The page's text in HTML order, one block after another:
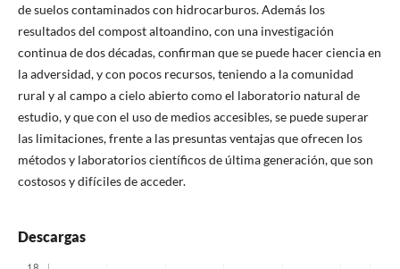
de suelos contaminados con hidrocarburos. Además los
resultados del compost altoandino, con una investigación
continua de dos décadas, confirman que se puede hacer ciencia en
la adversidad, y con pocos recursos, teniendo a la comunidad
rural y al campo a cielo abierto como el laboratorio natural de
estudio, y que con el uso de medios accesibles, se puede superar
las limitaciones, frente a las presuntas ventajas que ofrecen los
métodos y laboratorios científicos de última generación, que son
costosos y difíciles de acceder.
Descargas